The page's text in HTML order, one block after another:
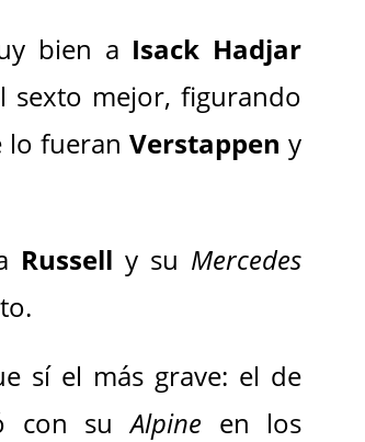
bien a Isack Hadjar
sexto mejor, figurando
lo fueranVerstappen y
Russelly su Mercedes
sí el más grave: el de
con suAlpine en los